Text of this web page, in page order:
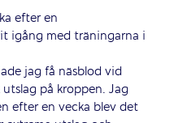
efter en
igång med träningarna i
jag få näsblod vid
på kroppen. Jag
efter en vecka blev det